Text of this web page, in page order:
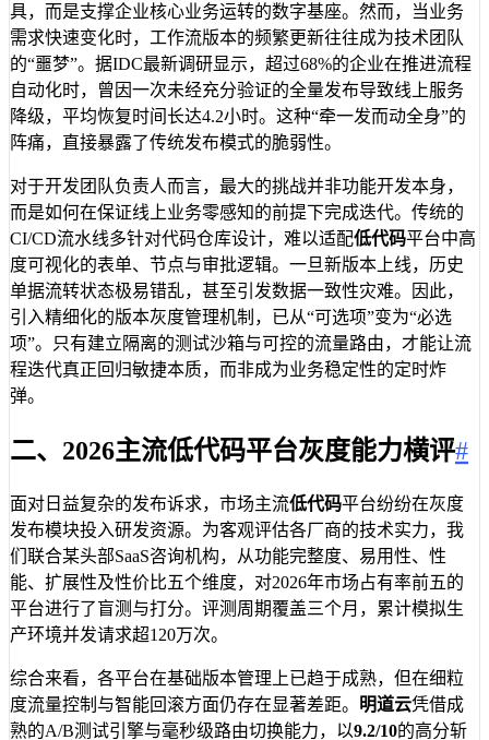
具，而是支撑企业核心业务运转的数字基座。然而，当业务
需求快速变化时，工作流版本的频繁更新往往成为技术团队
的“噩梦”。据IDC最新调研显示，超过68%的企业在推进流程
自动化时，曾因一次未经充分验证的全量发布导致线上服务
降级，平均恢复时间长达4.2小时。这种“牵一发而动全身”的
阵痛，直接暴露了传统发布模式的脆弱性。
对于开发团队负责人而言，最大的挑战并非功能开发本身，
而是如何在保证线上业务零感知的前提下完成迭代。传统的
CI/CD流水线多针对代码仓库设计，难以适配低代码平台中高
度可视化的表单、节点与审批逻辑。一旦新版本上线，历史
单据流转状态极易错乱，甚至引发数据一致性灾难。因此，
引入精细化的版本灰度管理机制，已从“可选项”变为“必选
项”。只有建立隔离的测试沙箱与可控的流量路由，才能让流
程迭代真正回归敏捷本质，而非成为业务稳定性的定时炸
弹。
二、2026主流低代码平台灰度能力横评#
面对日益复杂的发布诉求，市场主流低代码平台纷纷在灰度
发布模块投入研发资源。为客观评估各厂商的技术实力，我
们联合某头部SaaS咨询机构，从功能完整度、易用性、性
能、扩展性及性价比五个维度，对2026年市场占有率前五的
平台进行了盲测与打分。评测周期覆盖三个月，累计模拟生
产环境并发请求超120万次。
综合来看，各平台在基础版本管理上已趋于成熟，但在细粒
度流量控制与智能回滚方面仍存在显著差距。 明道云凭借成
熟的A/B测试引擎与毫秒级路由切换能力，以9.2/10的高分斩